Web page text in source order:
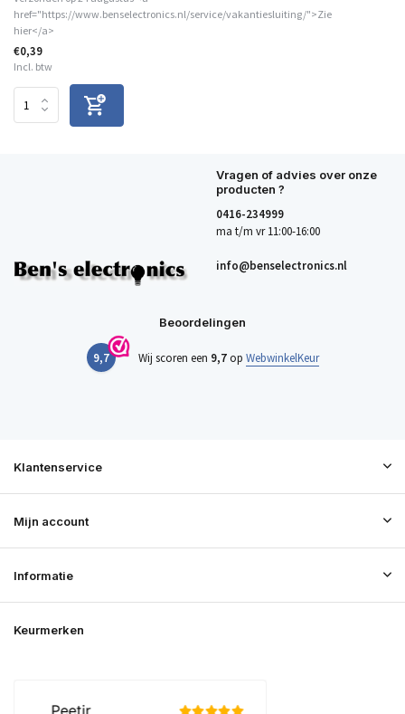
href="https://www.benselectronics.nl/service/vakantiesluiting/">Zie
hier</a>
€0,39
Incl. btw
Vragen of advies over onze
producten ?
0416-234999
ma t/m vr 11:00-16:00
info@benselectronics.nl
Beoordelingen
9,7 Wij scoren een 9,7op WebwinkelKeur
Klantenservice
Mijn account
Informatie
Keurmerken